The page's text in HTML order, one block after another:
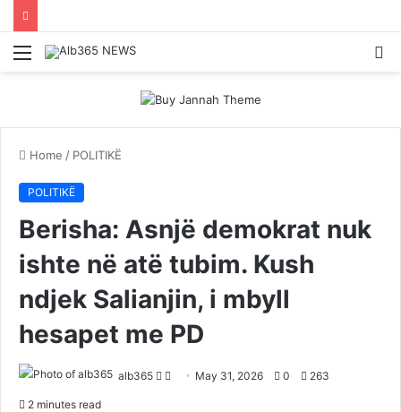
Menu
Home / POLITIKË
POLITIKË
Berisha: Asnjë demokrat nuk
ishte në atë tubim. Kush
ndjek Salianjin, i mbyll
hesapet me PD
alb365
Follow
Send May 31, 2026 0 263
2 minutes read